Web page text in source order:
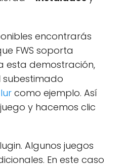
encontrarás
FWS soporta
esta demostración,
subestimado
como ejemplo. Así
y hacemos clic
Algunos juegos
En este caso